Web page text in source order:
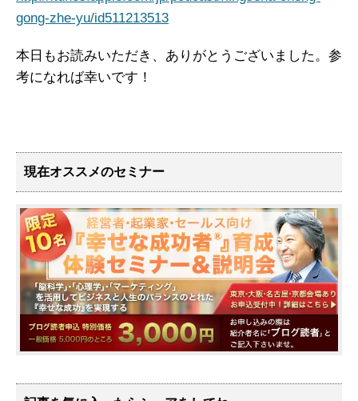
gong-zhe-yu/id511213513
本日もお読みいただき、ありがとうございました。参
考になれば幸いです！
現在オススメのセミナー